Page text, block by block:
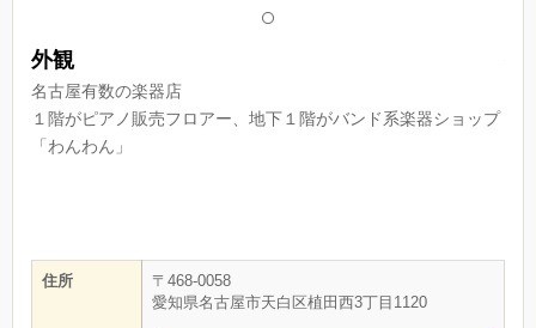
外観
名古屋有数の楽器店
１階がピアノ販売フロアー、地下１階がバンド系楽器ショップ
「わんわん」
住所
〒468-0058
愛知県名古屋市天白区植田西3丁目1120